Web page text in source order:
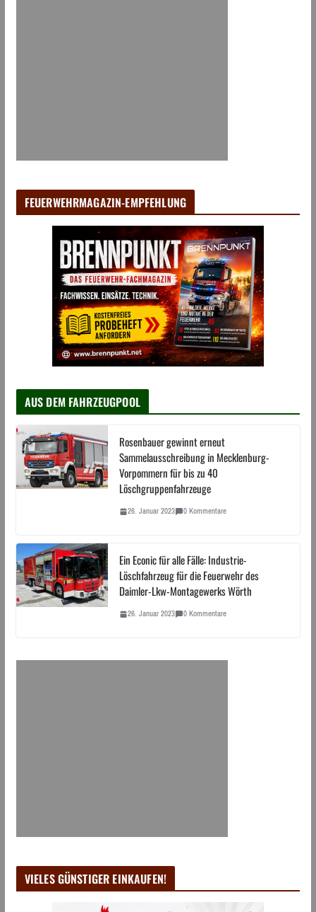
FEUERWEHRMAGAZIN-EMPFEHLUNG
AUS DEM FAHRZEUGPOOL
Rosenbauer gewinnt erneut
Sammelausschreibung in Mecklenburg-
Vorpommern für bis zu 40
Löschgruppenfahrzeuge
26. Januar 2023 0 Kommentare
Ein Econic für alle Fälle: Industrie-
Löschfahrzeug für die Feuerwehr des
Daimler-Lkw-Montagewerks Wörth
26. Januar 2023 0 Kommentare
VIELES GÜNSTIGER EINKAUFEN!